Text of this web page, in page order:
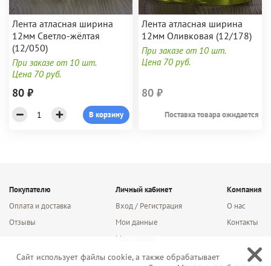
Лента атласная ширина
12мм Светло-жёлтая
(12/050)
При заказе от 10 шт.
Цена 70 руб.
80 ₽
В корзину
Лента атласная ширина
12мм Оливковая (12/178)
При заказе от 10 шт.
Цена 70 руб.
80 ₽
Поставка товара ожидается
Покупателю
Оплата и доставка
Отзывы
Личный кабинет
Вход / Регистрация
Мои данные
Мои заказы
Компания
О нас
Контакты
Сайт использует файлы cookie, а также обрабатывает